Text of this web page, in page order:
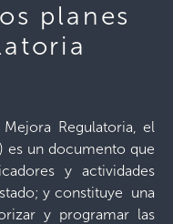
planes
Regulatoria, el
es un documento que
y actividades
y constituye una
y programar las